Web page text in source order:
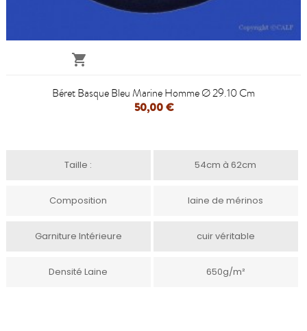

Béret Basque Bleu Marine Homme Ø 29.10 Cm
50,00 €
Taille : 54cm à 62cm
Composition laine de mérinos
Garniture Intérieure cuir véritable
Densité Laine 650g/m²